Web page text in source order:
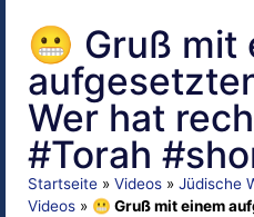
😬 Gruß mit
Wer hat
#Torah
Startseite » Videos » Jüdische
Videos » 😬 Gruß mit einem